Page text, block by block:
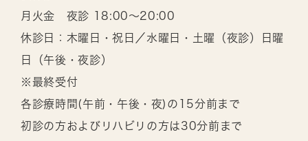
月火金 夜診 18:00～20:00
休診日：木曜日・祝日／水曜日・土曜（夜診）日曜
日（午後・夜診）
※最終受付
各診療時間(午前・午後・夜)の15分前まで
初診の方およびリハビリの方は30分前まで